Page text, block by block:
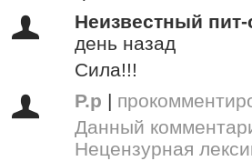
Неизвестный пит-
день назад
Сила!!!
Р.р |
Данный
Нецензурная